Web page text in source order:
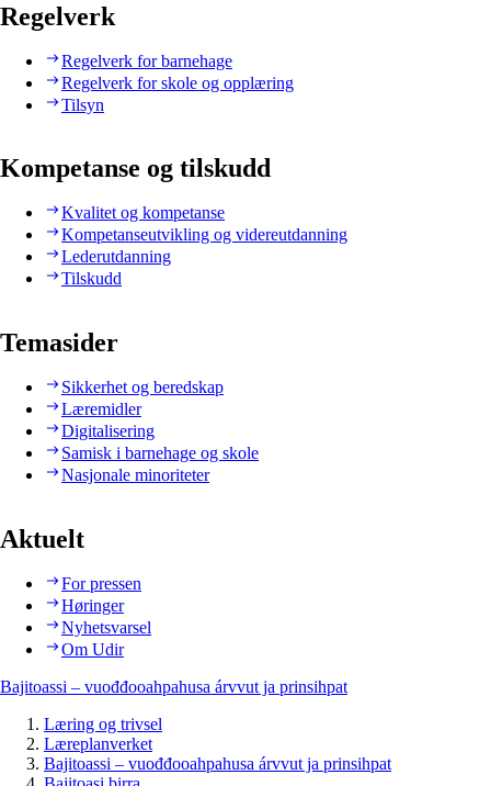
Regelverk
Regelverk for barnehage
Regelverk for skole og opplæring
Tilsyn
Kompetanse og tilskudd
Kvalitet og kompetanse
Kompetanseutvikling og videreutdanning
Lederutdanning
Tilskudd
Temasider
Sikkerhet og beredskap
Læremidler
Digitalisering
Samisk i barnehage og skole
Nasjonale minoriteter
Aktuelt
For pressen
Høringer
Nyhetsvarsel
Om Udir
Bajitoassi – vuođđooahpahusa árvvut ja prinsihpat
Læring og trivsel
Læreplanverket
Bajitoassi – vuođđooahpahusa árvvut ja prinsihpat